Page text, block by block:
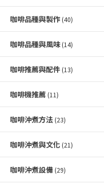
咖啡品種與製作 (40)
咖啡品種與風味(14)
咖啡推薦與配件 (13)
咖啡機推薦 (11)
咖啡沖煮方法 (23)
咖啡沖煮與文化 (21)
咖啡沖煮設備 (29)